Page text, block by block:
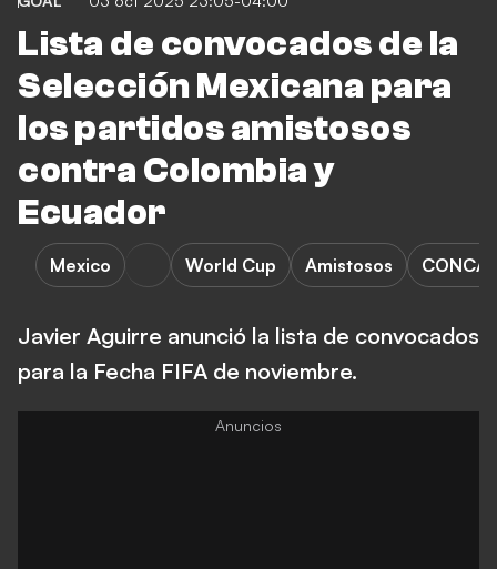
Lista de convocados de la
Selección Mexicana para
los partidos amistosos
contra Colombia y
Ecuador
Mexico World Cup Amistosos
Javier Aguirre anunció la lista de convocados
para la Fecha FIFA de noviembre.